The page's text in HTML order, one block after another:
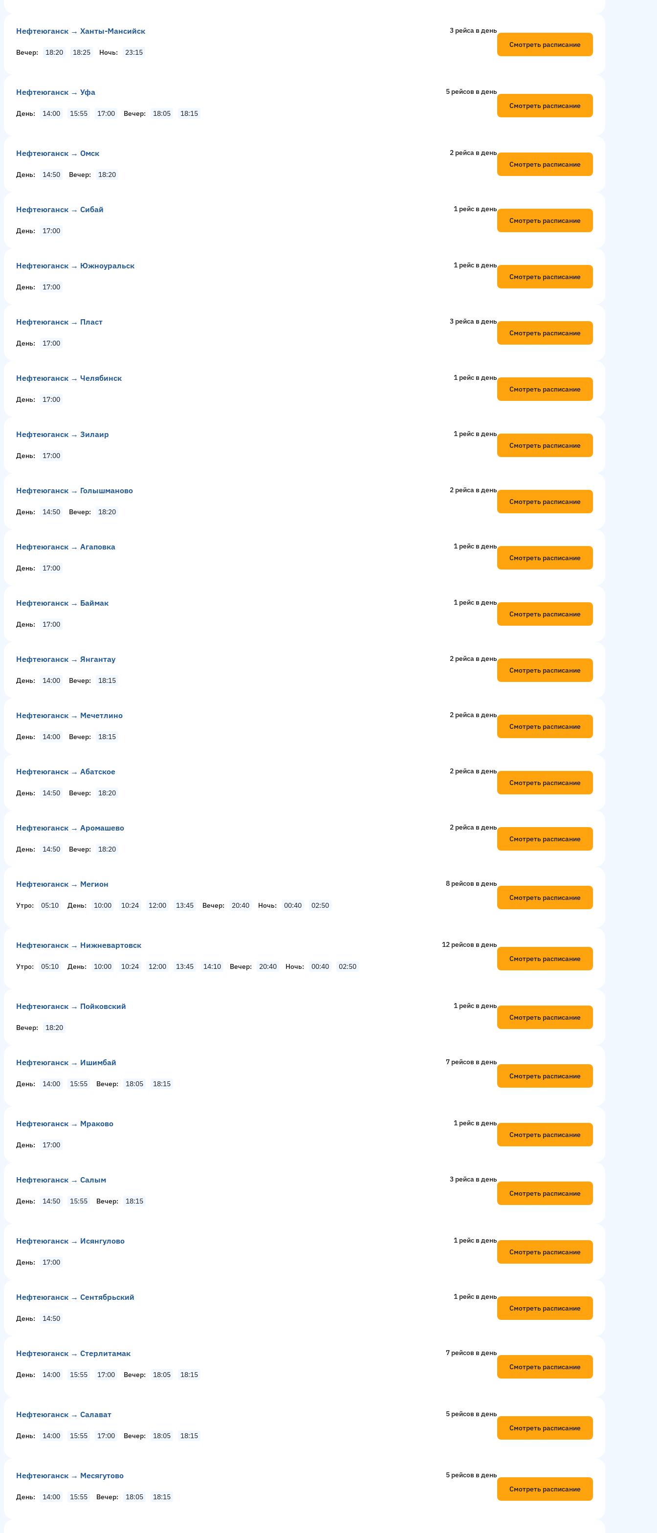
Нефтеюганск → Ханты-Мансийск 3 рейсa в день
Вечер 18:20 18:25 Ночь 23:15
Смотреть расписание
Нефтеюганск → Уфа 5 рейсов в день
День 14:00 15:55 17:00 Вечер 18:05 18:15
Смотреть расписание
Нефтеюганск → Омск 2 рейсa в день
День 14:50 Вечер 18:20
Смотреть расписание
Нефтеюганск → Сибай 1 рейс в день
День 17:00
Смотреть расписание
Нефтеюганск → Южноуральск 1 рейс в день
День 17:00
Смотреть расписание
Нефтеюганск → Пласт 3 рейсa в день
День 17:00
Смотреть расписание
Нефтеюганск → Челябинск 1 рейс в день
День 17:00
Смотреть расписание
Нефтеюганск → Зилаир 1 рейс в день
День 17:00
Смотреть расписание
Нефтеюганск → Голышманово 2 рейсa в день
День 14:50 Вечер 18:20
Смотреть расписание
Нефтеюганск → Агаповка 1 рейс в день
День 17:00
Смотреть расписание
Нефтеюганск → Баймак 1 рейс в день
День 17:00
Смотреть расписание
Нефтеюганск → Янгантау 2 рейсa в день
День 14:00 Вечер 18:15
Смотреть расписание
Нефтеюганск → Мечетлино 2 рейсa в день
День 14:00 Вечер 18:15
Смотреть расписание
Нефтеюганск → Абатское 2 рейсa в день
День 14:50 Вечер 18:20
Смотреть расписание
Нефтеюганск → Аромашево 2 рейсa в день
День 14:50 Вечер 18:20
Смотреть расписание
Нефтеюганск → Мегион 8 рейсов в день
Утро 05:10 День 10:00 10:24 12:00 13:45 Вечер 20:40 Ночь 00:40 02:50
Смотреть расписание
Нефтеюганск → Нижневартовск 12 рейсов в день
Утро 05:10 День 10:00 10:24 12:00 13:45 14:10 Вечер 20:40 Ночь 00:40 02:50
Смотреть расписание
Нефтеюганск → Пойковский 1 рейс в день
Вечер 18:20
Смотреть расписание
Нефтеюганск → Ишимбай 7 рейсов в день
День 14:00 15:55 Вечер 18:05 18:15
Смотреть расписание
Нефтеюганск → Мраково 1 рейс в день
День 17:00
Смотреть расписание
Нефтеюганск → Салым 3 рейсa в день
День 14:50 15:55 Вечер 18:15
Смотреть расписание
Нефтеюганск → Исянгулово 1 рейс в день
День 17:00
Смотреть расписание
Нефтеюганск → Сентябрьский 1 рейс в день
День 14:50
Смотреть расписание
Нефтеюганск → Стерлитамак 7 рейсов в день
День 14:00 15:55 17:00 Вечер 18:05 18:15
Смотреть расписание
Нефтеюганск → Салават 5 рейсов в день
День 14:00 15:55 17:00 Вечер 18:05 18:15
Смотреть расписание
Нефтеюганск → Месягутово 5 рейсов в день
День 14:00 15:55 Вечер 18:05 18:15
Смотреть расписание